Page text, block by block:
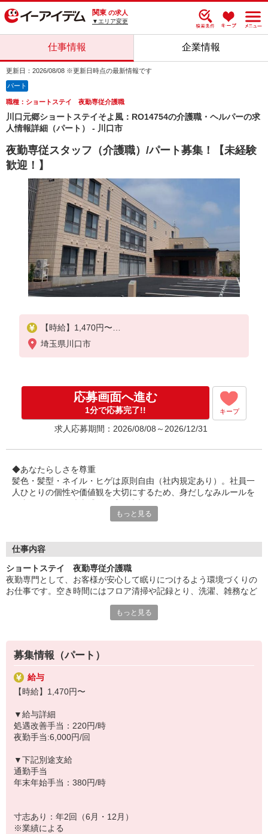
関東 の求人
▼エリア変更
仕事情報 企業情報
更新日：2026/08/08 ※更新日時点の最新情報です
パート
職種：ショートステイ 夜勤専従介護職
川口元郷ショートステイそよ風：RO14754の介護職・ヘルパーの求
人情報詳細（パート） - 川口市
夜勤専従スタッフ（介護職）/パート募集！【未経験
歓迎！】
【時給】1,470円〜
▼給与詳細
▼下記別途支給
年末年始手当：380円/時
寸志あり：年2回（6月・12月）
※業績による
※処遇改善手当は試用期間中(3ヶ月)は支給なし
埼玉県川口市
応募画面へ進む
1分で応募完了!! キープ
求人応募期間：2026/08/08～2026/12/31
◆あなたらしさを尊重
髪色・髪型・ネイル・ヒゲは原則自由（社内規定あり）。社員一
人ひとりの個性や価値観を大切にするため、身だしなみルールを
見直しました。清潔感と節度を大切にできれば、自分らしいスタ
イルで無理なく働ける環境です。
働いた分の給与を給料日前に受け取れる「給与前払い制度」を導
生制度です。※入社翌月の第5営業日より利用可能
もっと見る
仕事内容
ショートステイ 夜勤専従介護職
夜勤専門として、お客様が安心して眠りにつけるよう環境づくりの
お仕事です。空き時間にはフロア清掃や記録とり、洗濯、雑務など
夜勤シフト帯の生活全般の介助・食事介助、各書類作成等を行って
・介護記録の書類記入
・フロア、居室の清掃
◆40代、50代が活躍中
そよ風では、40代、50代のスタッフが多数活躍中。「子育てが落ち
う方に最適です。同世代の仲間が多いため、人間関係も築きやすく
定着率の高さにもつながっています。年齢に縛られず、新しいスタ
ートが切れる場所です。
◆スキルアップも叶う
幅広いサービスを展開する当社ならではの強みとして、在宅系から
入居系まで様々な経験を積むことが可能。スキルの幅が広がり、介
ャリアアップを全力で応援します。
もっと見る
募集情報（パート）
給与
【時給】1,470円〜
▼給与詳細
処遇改善手当：220円/時
夜勤手当:6,000円/回
▼下記別途支給
通勤手当
年末年始手当：380円/時
寸志あり：年2回（6月・12月）
※業績による